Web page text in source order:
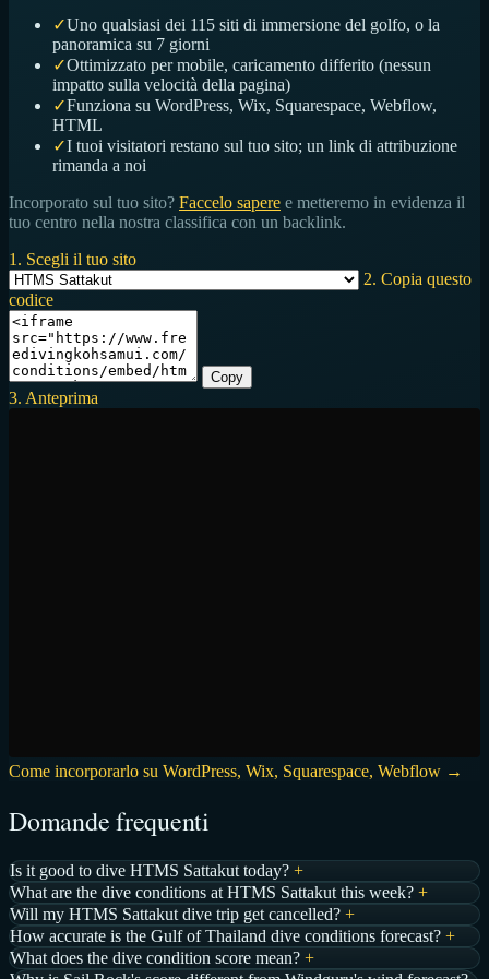
✓Uno qualsiasi dei 115 siti di immersione del golfo, o la
panoramica su 7 giorni
✓Ottimizzato per mobile, caricamento differito (nessun
impatto sulla velocità della pagina)
✓Funziona su WordPress, Wix, Squarespace, Webflow,
HTML
✓I tuoi visitatori restano sul tuo sito; un link di attribuzione
rimanda a noi
Incorporato sul tuo sito? Faccelo sapere e metteremo in evidenza il
tuo centro nella nostra classifica con un backlink.
1. Scegli il tuo sito
2. Copia questo
codice
Copy
3. Anteprima
Come incorporarlo su WordPress, Wix, Squarespace, Webflow →
Domande frequenti
Is it good to dive HTMS Sattakut today? +
What are the dive conditions at HTMS Sattakut this week? +
Will my HTMS Sattakut dive trip get cancelled? +
How accurate is the Gulf of Thailand dive conditions forecast? +
What does the dive condition score mean? +